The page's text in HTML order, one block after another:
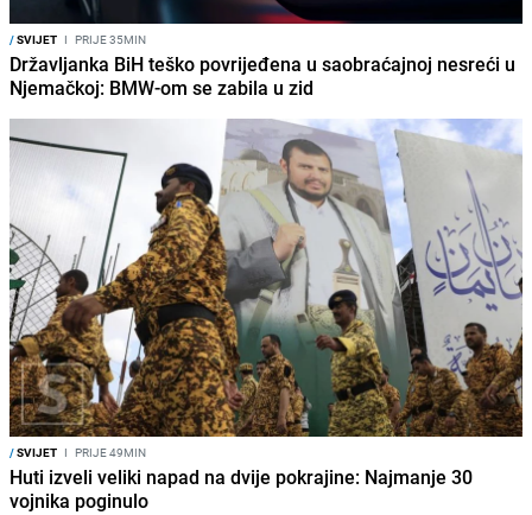
/SVIJET I PRIJE 35MIN
Državljanka BiH teško povrijeđena u saobraćajnoj nesreći u
Njemačkoj: BMW-om se zabila u zid
/SVIJET I PRIJE 49MIN
Huti izveli veliki napad na dvije pokrajine: Najmanje 30
vojnika poginulo